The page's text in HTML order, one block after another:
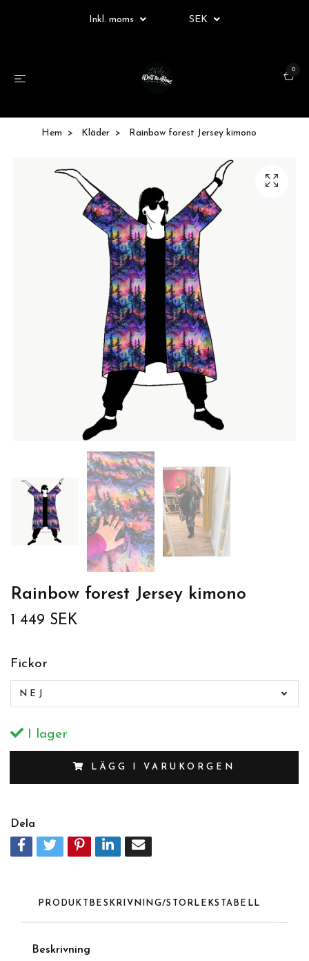
Inkl. moms SEK
0
Hem Kläder Rainbow forest Jersey kimono
Rainbow forest Jersey kimono
1 449 SEK
Fickor
NEJ
I lager
LÄGG I VARUKORGEN
Dela
PRODUKTBESKRIVNING/STORLEKSTABELL
Beskrivning